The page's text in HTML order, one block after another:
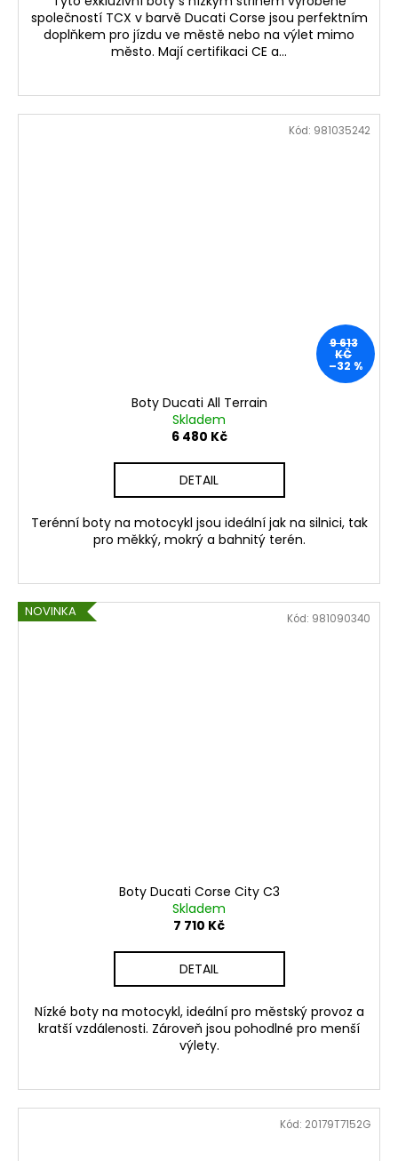
společností TCX v barvě Ducati Corse jsou perfektním
doplňkem pro jízdu ve městě nebo na výlet mimo
město. Mají certifikaci CE a...
9 613
KČ
–32 %
Boty Ducati All Terrain
Skladem
6 480 Kč
DETAIL
Terénní boty na motocykl jsou ideální jak na silnici, tak
pro měkký, mokrý a bahnitý terén.
Kód: 981035242
NOVINKA
Boty Ducati Corse City C3
Skladem
7 710 Kč
DETAIL
Nízké boty na motocykl, ideální pro městský provoz a
kratší vzdálenosti. Zároveň jsou pohodlné pro menší
výlety.
Kód: 981090340
Kód: 20179T7152G